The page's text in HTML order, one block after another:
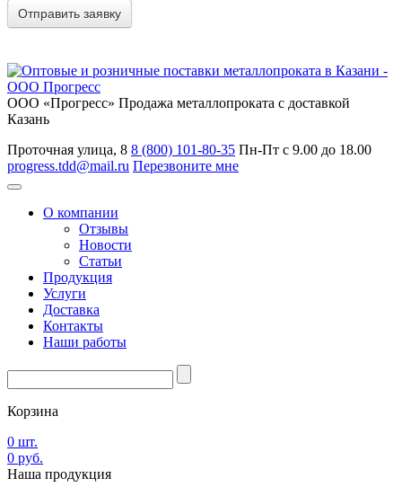
ООО «Прогресс» Продажа металлопроката с доставкой
Казань
Проточная улица, 8 8 (800) 101-80-35 Пн-Пт с 9.00 до 18.00
progress.tdd@mail.ru Перезвоните мне
О компании
Отзывы
Новости
Статьи
Продукция
Услуги
Доставка
Контакты
Наши работы
Корзина
0 шт.
0 руб.
Наша продукция